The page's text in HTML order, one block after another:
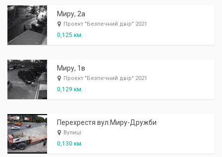
Миру, 2а
Проект "Безпечний двір" 2021
0,125 км.
Миру, 1в
Проект "Безпечний двір" 2021
0,129 км.
Перехрестя вул.Миру-Дружби
Вулиці
0,130 км.